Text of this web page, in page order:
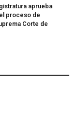
aprueba
proceso de
Corte de